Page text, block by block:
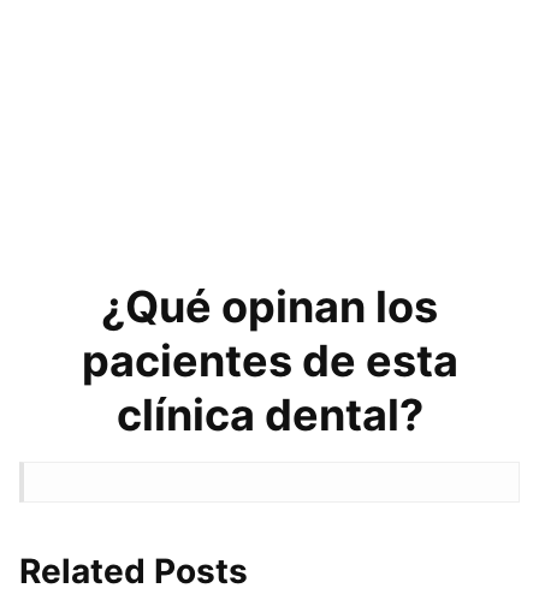
¿Qué opinan los
pacientes de esta
clínica dental?
Related Posts